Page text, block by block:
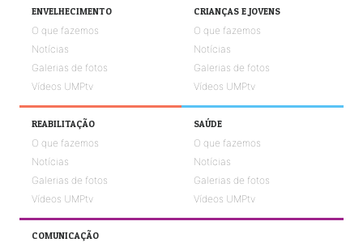
ENVELHECIMENTO
O que fazemos
Notícias
Galerias de fotos
Vídeos UMPtv
CRIANÇAS E JOVENS
O que fazemos
Notícias
Galerias de fotos
Vídeos UMPtv
REABILITAÇÃO
O que fazemos
Notícias
Galerias de fotos
Vídeos UMPtv
SAÚDE
O que fazemos
Notícias
Galerias de fotos
Vídeos UMPtv
COMUNICAÇÃO